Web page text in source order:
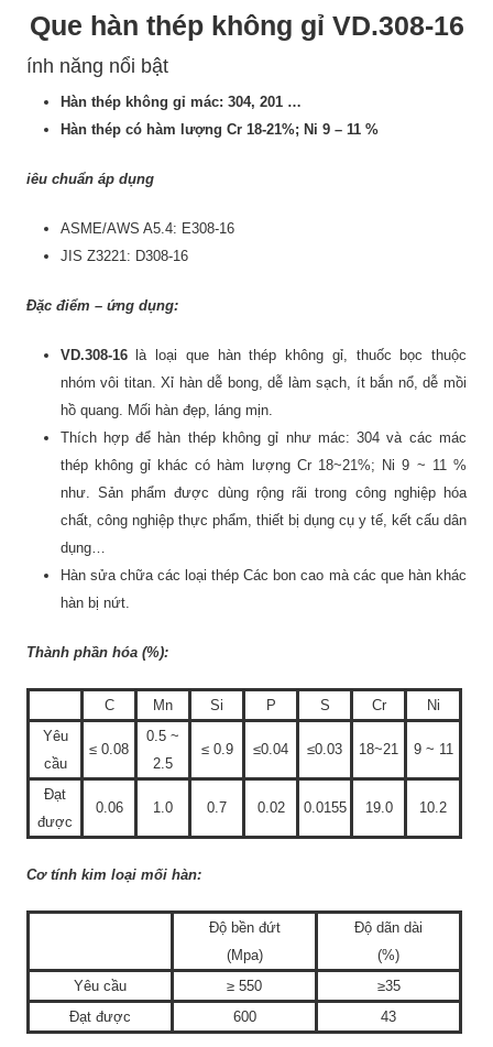
Que hàn thép không gỉ VD.308-16
ính năng nổi bật
Hàn thép không gỉ mác: 304, 201 …
Hàn thép có hàm lượng Cr 18-21%; Ni 9 – 11 %
iêu chuẩn áp dụng
ASME/AWS A5.4: E308-16
JIS Z3221: D308-16
Đặc điểm – ứng dụng:
VD.308-16
là loại que hàn thép không gỉ, thuốc bọc thuộc
nhóm vôi titan. Xỉ hàn dễ bong, dễ làm sạch, ít bắn nổ, dễ mồi
hồ quang. Mối hàn đẹp, láng mịn.
Thích hợp để hàn thép không gỉ như mác: 304 và các mác
thép không gỉ khác có hàm lượng Cr 18~21%; Ni 9 ~ 11 %
như. Sản phẩm được dùng rộng rãi trong công nghiệp hóa
chất, công nghiệp thực phẩm, thiết bị dụng cụ y tế, kết cấu dân
dụng…
Hàn sửa chữa các loại thép Các bon cao mà các que hàn khác
hàn bị nứt.
Thành phần hóa (%):
C Mn Si P S Cr
Ni
Yêu
cầu
≤ 0.08
0.5 ~
2.5
≤ 0.9 ≤0.04 ≤0.03 18~21 9 ~ 11
Đạt
được
0.06 1.0 0.7 0.02 0.0155 19.0 10.2
Cơ tính kim loại mối hàn:
Độ bền đứt
(Mpa)
Độ dãn dài
(%)
Yêu cầu
≥ 550
≥35
Đạt được
600 43